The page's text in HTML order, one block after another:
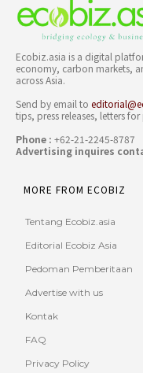
Ecobiz.asia is a digital
economy, carbon markets,
across Asia.
Send by email to
tips, press releases, letters
Phone : +62-21-2245-8787
Advertising inquires
MORE FROM ECOBIZ
Tentang Ecobiz.asia
Editorial Ecobiz Asia
Pedoman Pemberitaan
Advertise with us
Kontak
FAQ
Privacy Policy